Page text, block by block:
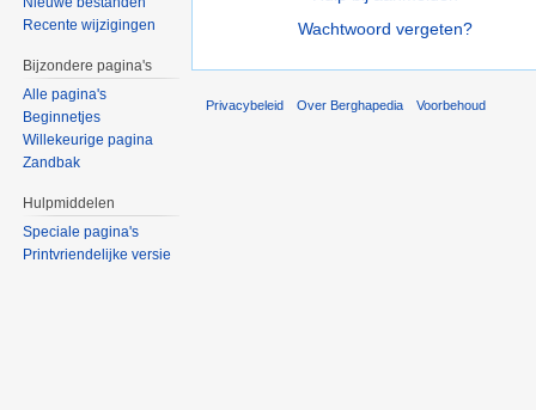
Wachtwoord vergeten?
Recente wijzigingen
Bijzondere pagina's
Alle pagina's
Beginnetjes
Willekeurige pagina
Zandbak
Hulpmiddelen
Speciale pagina's
Printvriendelijke versie
Privacybeleid Over Berghapedia Voorbehoud